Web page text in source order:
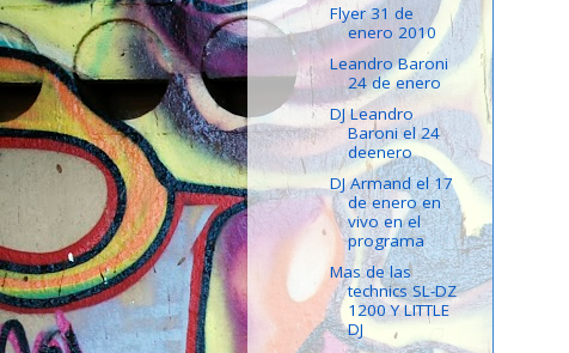
Flyer 31 de
enero 2010
Leandro Baroni
24 de enero
DJ Leandro
Baroni el 24
deenero
DJ Armand el 17
de enero en
vivo en el
programa
Mas de las
technics SL-DZ
1200 Y LITTLE
DJ